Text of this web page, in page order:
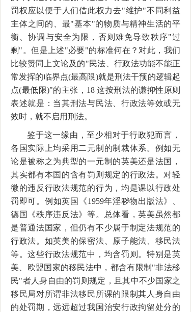
罚权应以便于人们借此权力去"维护"不同利益
主体之间的、最"基本"的物质与精神生活的平
衡、协调与安全为限，否则难免导致秩序"过
剩"。但是上述"必要"的标准何在？对此，我们
比较赞同上文论及的"民法、行政法功能不能正
常发挥的临界点(最高限)就是刑法干预的逻辑起
点(最低限)"的主张，18 这按刑法的谦抑性原则
表述就是：当其刑法与民法、行政法等效或无
效时，就不启用刑法。
鉴于这一缘由，至少相对于行政犯而言，
各国实际上均采用二元制的制裁体系。例如无
论是被称之为典型的一元制的英美还是法国，
其实都有本国的含有罚则规定的行政法。对轻
微的违反行政法规范的行为，均是课以行政处
罚即可。例如英国《1959年淫秽物出版法》、
德国《秩序违反法》等。总体看，英美虽然都
是普通法国家，但仍有不少属于制定法规范的
行政法。如英美的保密法、原子能法、移民法
等。这些行政法规范中，均含罚则。特别是英
美、欧盟国家的移民法中，都含有限制"非法移
民"者人身自由的罚则规定，且其中不少国家之
移民局对所谓非法移民所课的限制其人身自由
的处罚期，远远超过我国治安行政拘留处分的